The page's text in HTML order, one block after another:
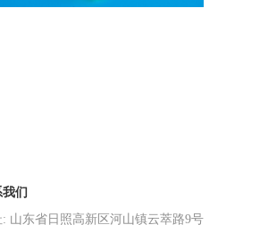
们
: 山东省日照高新区河山镇云萃路9号